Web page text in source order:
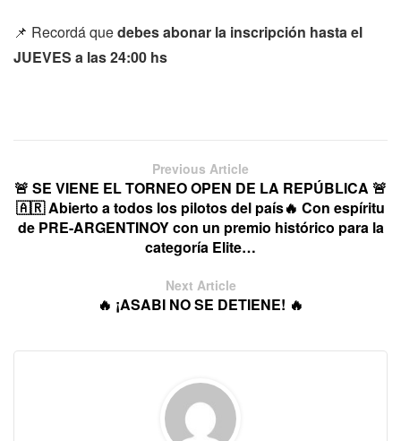
📌 Recordá quedebes abonar la inscripción hasta el
JUEVES a las 24:00 hs
Previous Article
🚨 SE VIENE EL TORNEO OPEN DE LA REPÚBLICA 🚨
🇦🇷 Abierto a todos los pilotos del país🔥 Con espíritu
de PRE-ARGENTINOY con un premio histórico para la
categoría Elite…
Next Article
🔥 ¡ASABI NO SE DETIENE! 🔥